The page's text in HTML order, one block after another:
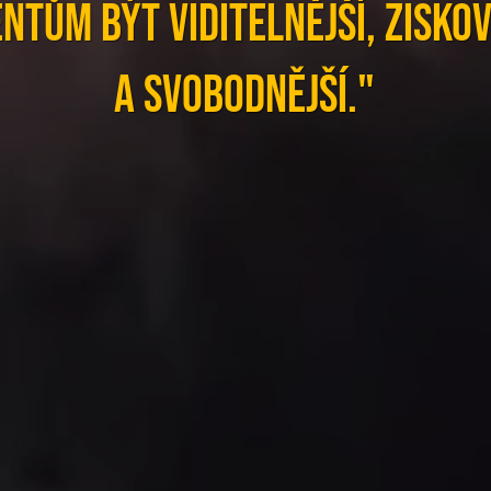
být VIDITELNĚJŠÍ,
a SVOBODNĚJŠÍ."